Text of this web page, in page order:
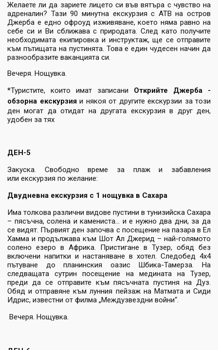
Желаете ли да зариете лицето си във вятъра с чувство на
адреналин? Тази 90 минутна екскурзия с АТВ на остров
Джерба е едно офроуд изживяване, което няма равно на
себе си и Ви сближава с природата. След като получите
необходимата екипировка и инструктаж, ще се отправите
към пътищата на пустинята. Това е един чудесен начин да
разнообразите ваканцията си.
Вечеря. Нощувка.
*Туристите, които имат записани Открийте Джерба -
обзорна екскурзия и някоя от другите екскурзии за този
ден могат да отидат на другата екскурзия в друг ден,
удобен за тях
ДЕН-5
Закуска. Свободно време за плаж и забавления
или екскурзия по желание:
Двудневна екскурзия с 1 нощувка в Сахара
Има толкова различни видове пустини в тунизийска Сахара
– пясъчна, солена и камениста... и е нужно два дни, за да
се видят. Първият ден започва с посещение на пазара в Ел
Хамма и продължава към Шот Ал Джерид – най-голямото
солено езеро в Африка. Пристигане в Тузер, обяд без
включени напитки и настаняване в хотел. Следобед 4х4
пътуване до планинския оазис Шбика-Тамерза. На
следващата сутрин посещение на медината на Тузер,
преди да се отправите към пясъчната пустиня на Дуз.
Обяд и отправяне към лунния пейзаж на Матмата и Сиди
Идрис, известни от филма „Междузвездни войни“.
Вечеря. Нощувка.